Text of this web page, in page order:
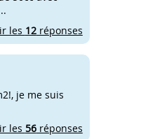
les 12réponses
je me suis
les 56réponses